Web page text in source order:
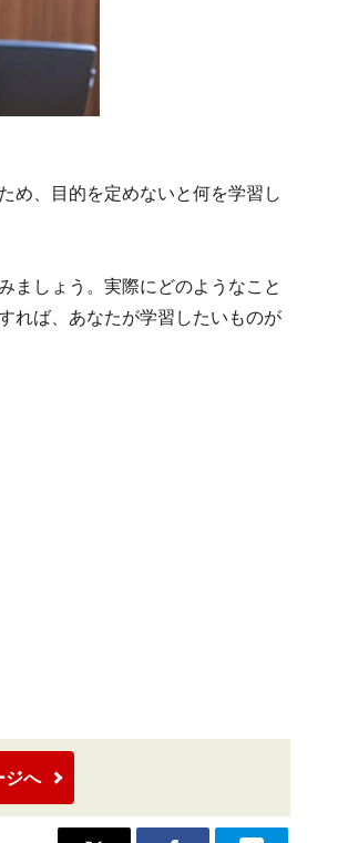
め、目的を定めないと何を学習し
ましょう。実際にどのようなこと
れば、あなたが学習したいものが
ジへ